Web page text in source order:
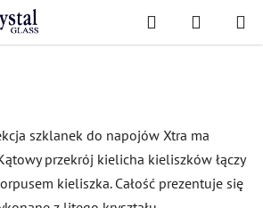
Szukaj KOSZYK
/ Xtra
szklanek do napojów Xtra ma
przekrój kielicha kieliszków łączy
kieliszka. Całość prezentuje się